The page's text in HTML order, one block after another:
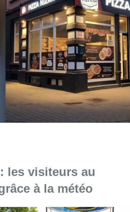
les visiteurs au
à la météo